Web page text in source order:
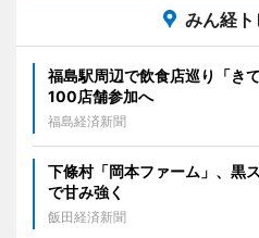
みん経
福島駅周辺で飲食店巡り「き
100店舗参加へ
福島経済新聞
下條村「岡本ファーム」、黒
で甘み強く
飯田経済新聞